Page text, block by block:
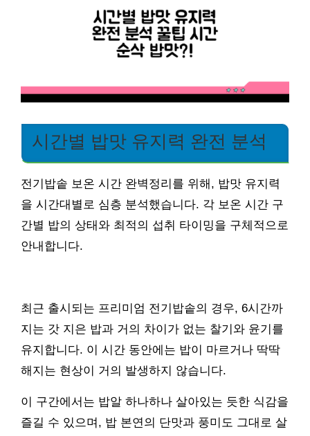
시간별 밥맛 유지력 완전 분석
전기밥솥 보온 시간 완벽정리를 위해, 밥맛 유지력
을 시간대별로 심층 분석했습니다. 각 보온 시간 구
간별 밥의 상태와 최적의 섭취 타이밍을 구체적으로
안내합니다.
최근 출시되는 프리미엄 전기밥솥의 경우, 6시간까
지는 갓 지은 밥과 거의 차이가 없는 찰기와 윤기를
유지합니다. 이 시간 동안에는 밥이 마르거나 딱딱
해지는 현상이 거의 발생하지 않습니다.
이 구간에서는 밥알 하나하나 살아있는 듯한 식감을
즐길 수 있으며, 밥 본연의 단맛과 풍미도 그대로 살